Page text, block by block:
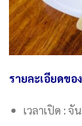
รายละเอียดขอ
เวลาเปิด :